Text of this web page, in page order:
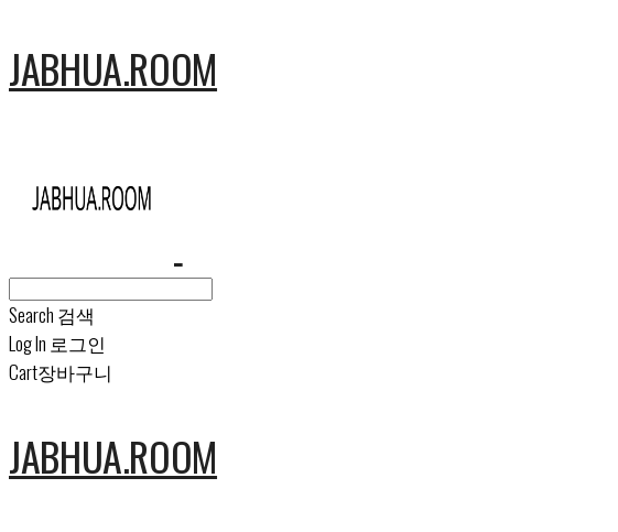
JABHUA.ROOM
Search 검색
Log In 로그인
Cart장바구니
JABHUA.ROOM